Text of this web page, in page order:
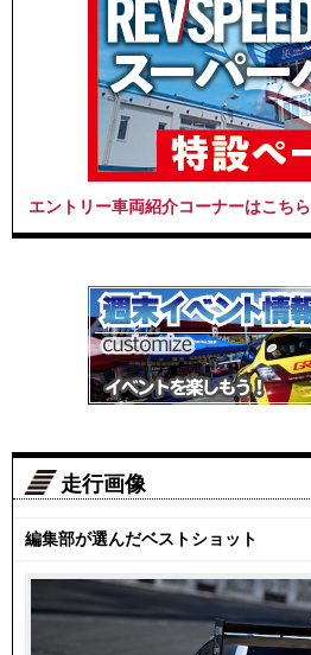
エントリー車両紹介コーナーはこちら
走行画像
編集部が選んだベストショット